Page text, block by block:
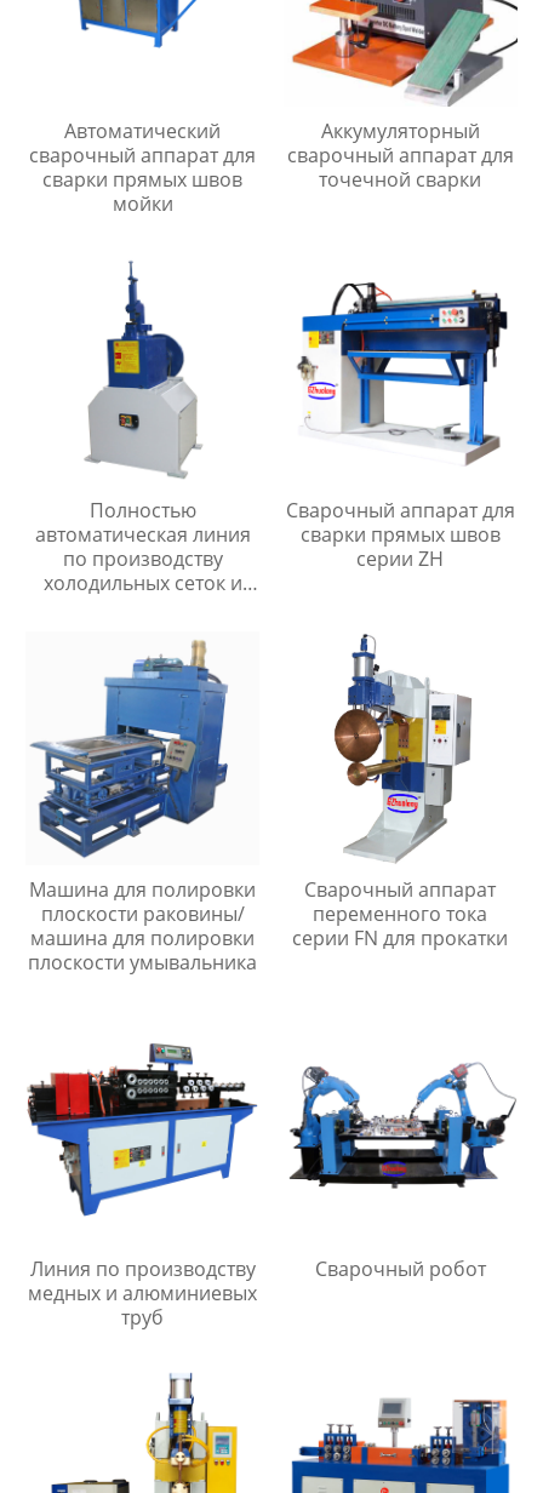
Автоматический
сварочный аппарат для
сварки прямых швов
мойки
Аккумуляторный
сварочный аппарат для
точечной сварки
Полностью
автоматическая линия
по производству
холодильных сеток и
Сварочный аппарат для
сварки прямых швов
серии ZH
Машина для полировки
плоскости раковины/
машина для полировки
плоскости умывальника
Сварочный аппарат
переменного тока
серии FN для прокатки
Линия по производству
медных и алюминиевых
труб
Сварочный робот